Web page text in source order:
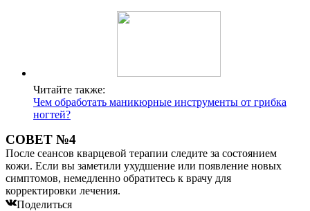
Читайте также:
Чем обработать маникюрные инструменты от грибка
ногтей?
СОВЕТ №4
После сеансов кварцевой терапии следите за состоянием
кожи. Если вы заметили ухудшение или появление новых
симптомов, немедленно обратитесь к врачу для
корректировки лечения.
Поделиться